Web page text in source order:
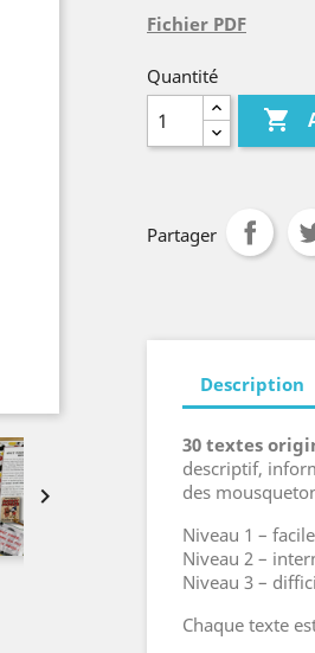

Fichier PDF
Quantité

Partager
Description
30 textes
descriptif,
des
Niveau 1 – facile
Niveau 2 –
Niveau 3 –
Chaque texte